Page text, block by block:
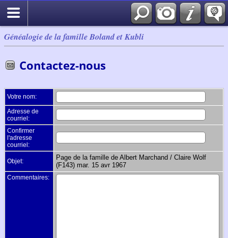
Généalogie de la famille Boland et Kubli
Contactez-nous
Votre nom:
Adresse de
courriel:
Confirmer
l'adresse
courriel:
Objet:
Page de la famille de Albert Marchand / Claire Wolf
(F143) mar. 15 avr 1967
Commentaires: